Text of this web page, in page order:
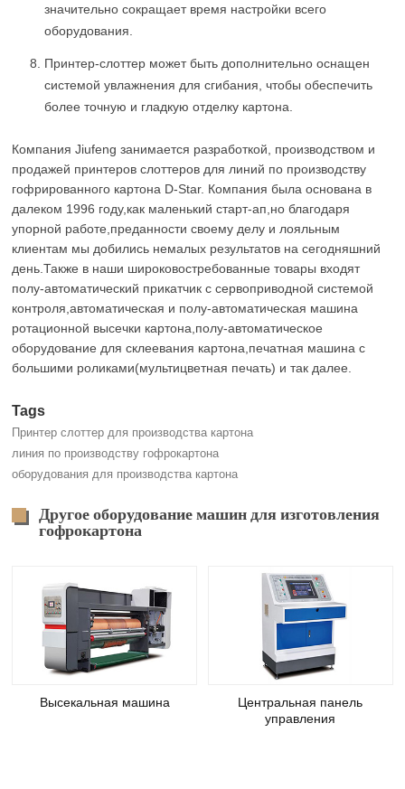
значительно сокращает время настройки всего
оборудования.
Принтер-слоттер может быть дополнительно оснащен
системой увлажнения для сгибания, чтобы обеспечить
более точную и гладкую отделку картона.
Компания Jiufeng занимается разработкой, производством и
продажей принтеров слоттеров для линий по производству
гофрированного картона D-Star. Компания была основана в
далеком 1996 году,как маленький старт-ап,но благодаря
упорной работе,преданности своему делу и лояльным
клиентам мы добились немалых результатов на сегодняшний
день.Также в наши широковостребованные товары входят
полу-автоматический прикатчик с сервоприводной системой
контроля,автоматическая и полу-автоматическая машина
ротационной высечки картона,полу-автоматическое
оборудование для склеевания картона,печатная машина с
большими роликами(мультицветная печать) и так далее.
Tags
Принтер слоттер для производства картона
линия по производству гофрокартона
оборудования для производства картона
Другое оборудование машин для изготовления
гофрокартона
Высекальная машина
Центральная панель
управления